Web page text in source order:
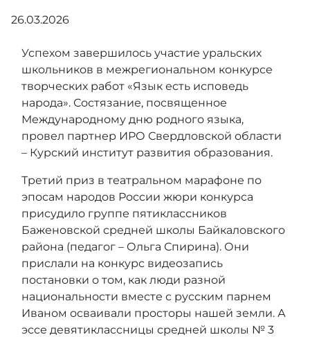
26.03.2026
Успехом завершилось участие уральских
школьников в межрегиональном конкурсе
творческих работ «Язык есть исповедь
народа». Состязание, посвященное
Международному дню родного языка,
провел партнер ИРО Свердловской области
– Курский институт развития образования.
Третий приз в театральном марафоне по
эпосам народов России жюри конкурса
присудило группе пятиклассников
Баженовской средней школы Байкаловского
района (педагог – Ольга Спирина). Они
прислали на конкурс видеозапись
постановки о том, как люди разной
национальности вместе с русским парнем
Иваном осваивали просторы нашей земли. А
эссе девятиклассницы средней школы № 3